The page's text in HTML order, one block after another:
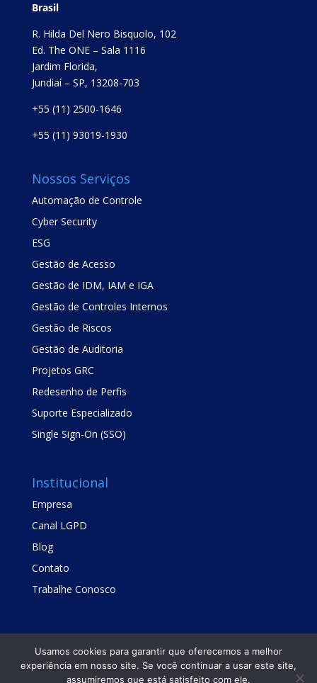
Brasil
R. Hilda Del Nero Bisquolo, 102
Ed. The ONE – Sala 1116
Jardim Florida,
Jundiaí – SP, 13208-703
+55 (11) 2500-1646
+55 (11) 93019-1930
Nossos Serviços
Automação de Controle
Cyber Security
ESG
Gestão de Acesso
Gestão de IDM, IAM e IGA
Gestão de Controles Internos
Gestão de Riscos
Gestão de Auditoria
Projetos GRC
Redesenho de Perfis
Suporte Especializado
Single Sign-On (SSO)
Institucional
Empresa
Canal LGPD
Blog
Contato
Trabalhe Conosco
Usamos cookies para garantir que oferecemos a melhor
experiência em nosso site. Se você continuar a usar este site,
assumiremos que está satisfeito com ele.